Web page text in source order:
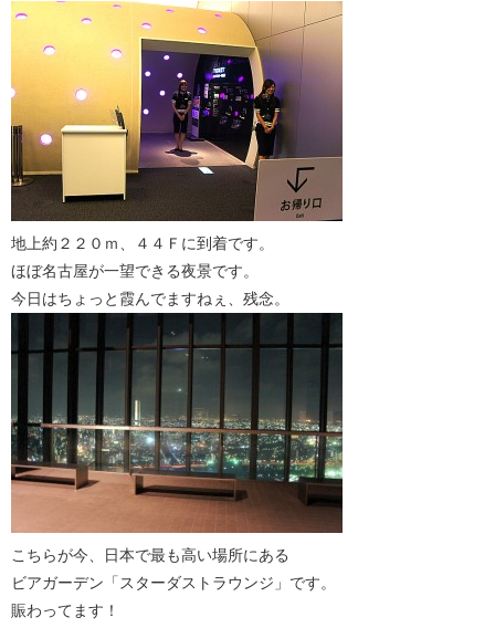
地上約２２０ｍ、４４Ｆに到着です。
ほぼ名古屋が一望できる夜景です。
今日はちょっと霞んでますねぇ、残念。
こちらが今、日本で最も高い場所にある
ビアガーデン「スターダストラウンジ」です。
賑わってます！